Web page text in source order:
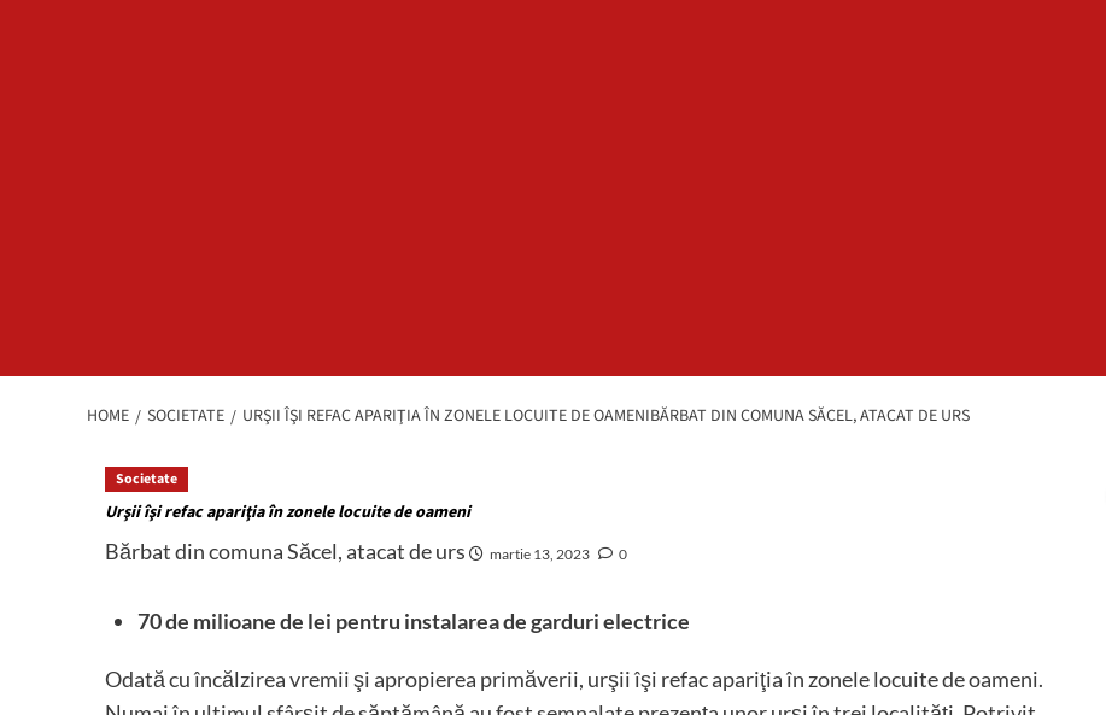
HOME SOCIETATE URŞII ÎŞI REFAC APARIŢIA ÎN ZONELE LOCUITE DE OAMENIBĂRBAT DIN COMUNA SĂCEL, ATACAT DE URS
Societate
Urşii îşi refac apariţia în zonele locuite de oameni
Bărbat din comuna Săcel, atacat de urs martie 13, 2023 0
70 de milioane de lei pentru instalarea de garduri electrice
Odată cu încălzirea vremii şi apropierea primăverii, urşii îşi refac apariţia în zonele locuite de oameni.